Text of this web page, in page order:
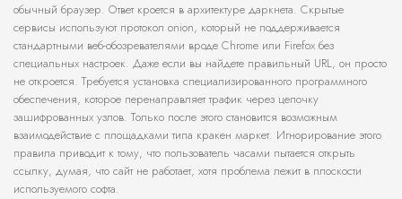
обычный браузер. Ответ кроется в архитектуре даркнета. Скрытые
сервисы используют протокол onion, который не поддерживается
стандартными веб-обозревателями вроде Chrome или Firefox без
специальных настроек. Даже если вы найдете правильный URL, он просто
не откроется. Требуется установка специализированного программного
обеспечения, которое перенаправляет трафик через цепочку
зашифрованных узлов. Только после этого становится возможным
взаимодействие с площадками типа кракен маркет. Игнорирование этого
правила приводит к тому, что пользователь часами пытается открыть
ссылку, думая, что сайт не работает, хотя проблема лежит в плоскости
используемого софта.